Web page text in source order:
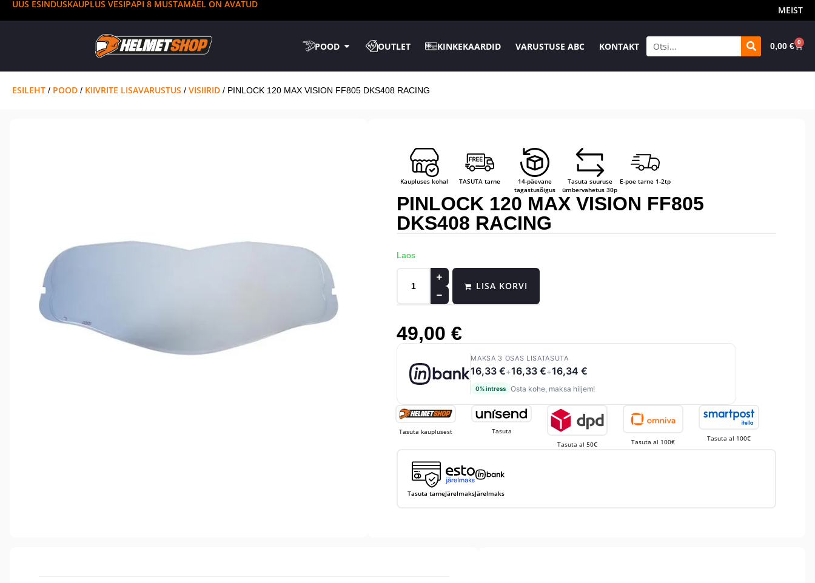
UUS ESINDUSKAUPLUS VESIPAPI 8 MUSTAMÄEL ON AVATUD
MEIST
POOD OUTLET KINKEKAARDID VARUSTUSE ABC KONTAKT 0,00€ 0
ESILEHT / POOD / KIIVRITE LISAVARUSTUS / VISIIRID / PINLOCK 120 MAX VISION FF805 DKS408 RACING
Kaupluses kohal TASUTA tarne
14-päevane
tagastusõigus
Tasuta suuruse
ümbervahetus 30p
E-poe tarne 1-2tp
PINLOCK 120 MAX VISION FF805
DKS408 RACING
Laos
LISA KORVI
49,00€
MAKSA 3 OSAS LISATASUTA
16,33 €+16,33 €+16,34 €
0% intress Osta kohe, maksa hiljem!
Tasuta kauplusest
Tasuta
Tasuta al 50€
Tasuta al 100€ Tasuta al 100€
Tasuta tarneJärelmaksJärelmaks